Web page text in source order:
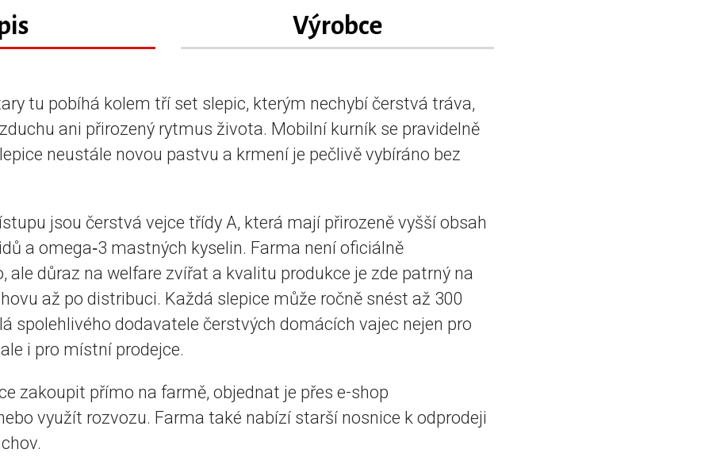
Výrobce
tu pobíhá kolem tří set slepic, kterým nechybí čerstvá tráva,
ani přirozený rytmus života. Mobilní kurník se pravidelně
neustále novou pastvu a krmení je pečlivě vybíráno bez
jsou čerstvá vejce třídy A, která mají přirozeně vyšší obsah
a omega‑3 mastných kyselin. Farma není oficiálně
ale důraz na welfare zvířat a kvalitu produkce je zde patrný na
až po distribuci. Každá slepice může ročně snést až 300
spolehlivého dodavatele čerstvých domácích vajec nejen pro
i pro místní prodejce.
zakoupit přímo na farmě, objednat je přes e-shop
využít rozvozu. Farma také nabízí starší nosnice k odprodeji